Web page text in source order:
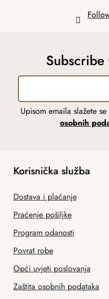
Upisom emaila slažete
osobnih
Korisnička služba
Dostava i plaćanje
Praćenje pošiljke
Program odanosti
Povrat robe
Opći uvjeti poslovanja
Zaštita osobnih podataka